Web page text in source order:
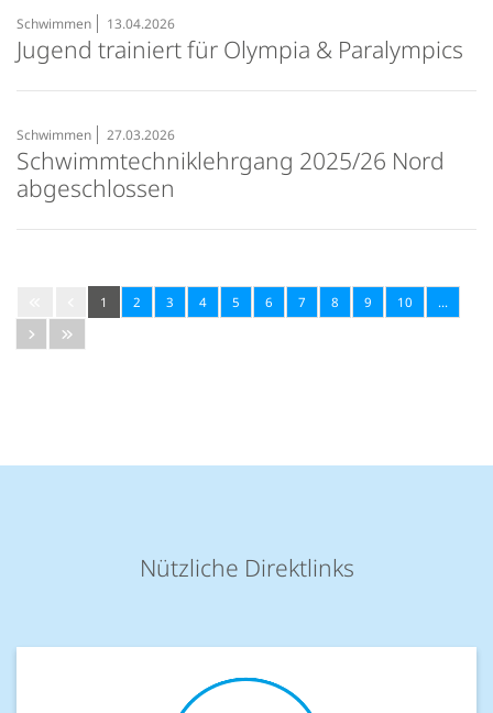
Schwimmen 13.04.2026
Jugend trainiert für Olympia & Paralympics
Schwimmen 27.03.2026
Schwimmtechniklehrgang 2025/26 Nord
abgeschlossen
1 2 3 4 5 6 7 8 9 10 …
Nützliche Direktlinks